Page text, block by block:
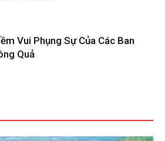
Vui Phụng Sự Của Các Ban
Quả